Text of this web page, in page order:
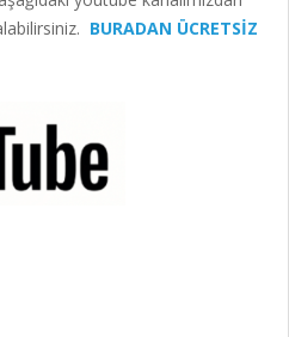
BURADAN ÜCRETSİZ